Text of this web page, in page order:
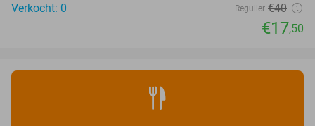
Verkocht: 0
Regulier €40
€17,50